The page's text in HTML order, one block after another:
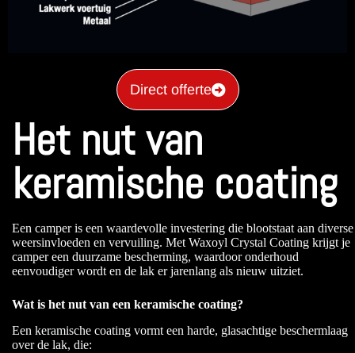
Direct offerte
Het nut van
keramische coating
Een camper is een waardevolle investering die blootstaat aan diverse
weersinvloeden en vervuiling. Met Waxoyl Crystal Coating krijgt je
camper een duurzame bescherming, waardoor onderhoud
eenvoudiger wordt en de lak er jarenlang als nieuw uitziet.
Wat is het nut van een keramische coating?
Een keramische coating vormt een harde, glasachtige beschermlaag
over de lak, die: